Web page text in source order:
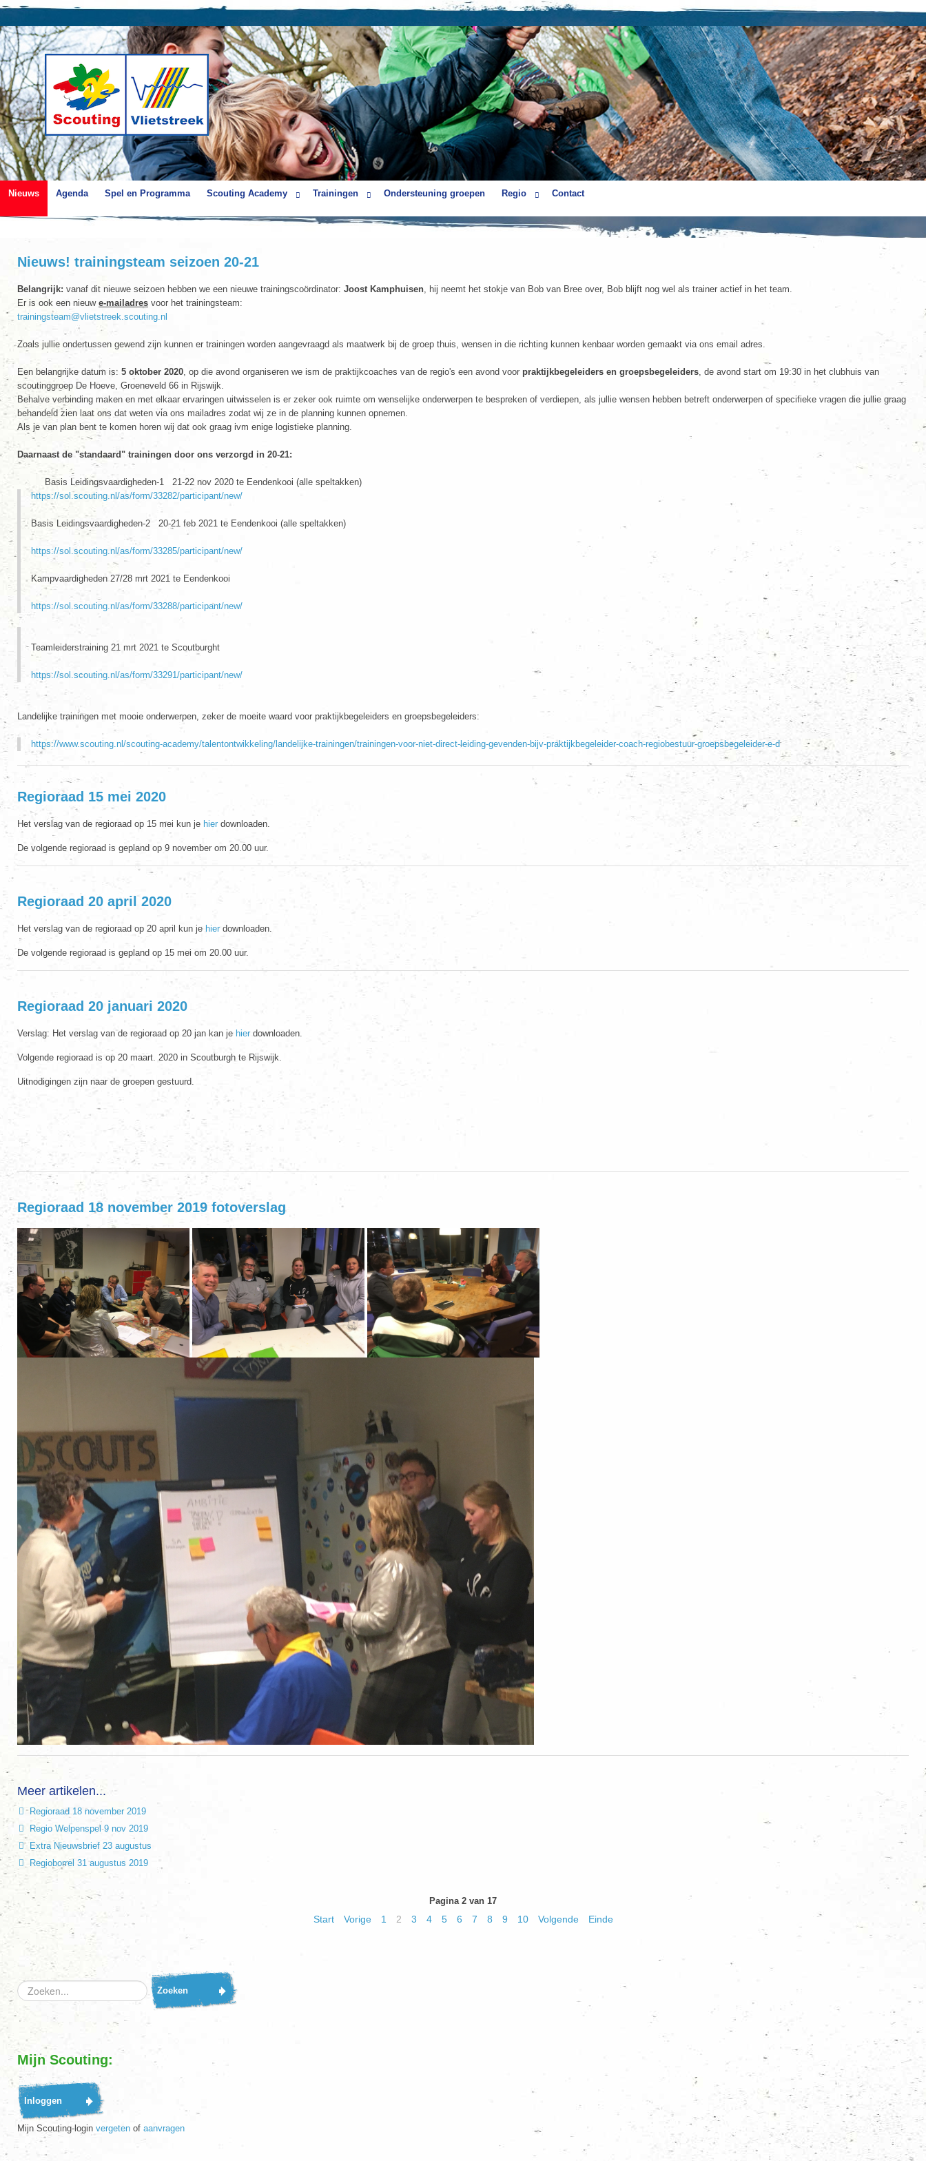
Nieuws Agenda Spel en Programma Scouting Academy Trainingen Ondersteuning groepen Regio Contact
Nieuws! trainingsteam seizoen 20-21
Belangrijk: vanaf dit nieuwe seizoen hebben we een nieuwe trainingscoördinator: Joost Kamphuisen, hij neemt het stokje van Bob van Bree over, Bob blijft nog wel als trainer actief in het team.
Er is ook een nieuw e-mailadres voor het trainingsteam:
trainingsteam@vlietstreek.scouting.nl
Zoals jullie ondertussen gewend zijn kunnen er trainingen worden aangevraagd als maatwerk bij de groep thuis, wensen in die richting kunnen kenbaar worden gemaakt via ons email adres.
Een belangrijke datum is: 5 oktober 2020, op die avond organiseren we ism de praktijkcoaches van de regio's een avond voor praktijkbegeleiders en groepsbegeleiders, de avond start om 19:30 in het clubhuis van
scoutinggroep De Hoeve, Groeneveld 66 in Rijswijk.
Behalve verbinding maken en met elkaar ervaringen uitwisselen is er zeker ook ruimte om wenselijke onderwerpen te bespreken of verdiepen, als jullie wensen hebben betreft onderwerpen of specifieke vragen die jullie graag
behandeld zien laat ons dat weten via ons mailadres zodat wij ze in de planning kunnen opnemen.
Als je van plan bent te komen horen wij dat ook graag ivm enige logistieke planning.
Daarnaast de "standaard" trainingen door ons verzorgd in 20-21:
Basis Leidingsvaardigheden-1 21-22 nov 2020 te Eendenkooi (alle speltakken)
https://sol.scouting.nl/as/form/33282/participant/new/
Basis Leidingsvaardigheden-2 20-21 feb 2021 te Eendenkooi (alle speltakken)
https://sol.scouting.nl/as/form/33285/participant/new/
Kampvaardigheden 27/28 mrt 2021 te Eendenkooi
https://sol.scouting.nl/as/form/33288/participant/new/
Teamleiderstraining 21 mrt 2021 te Scoutburght
https://sol.scouting.nl/as/form/33291/participant/new/
Landelijke trainingen met mooie onderwerpen, zeker de moeite waard voor praktijkbegeleiders en groepsbegeleiders:
https://www.scouting.nl/scouting-academy/talentontwikkeling/landelijke-trainingen/trainingen-voor-niet-direct-leiding-gevenden-bijv-praktijkbegeleider-coach-regiobestuur-groepsbegeleider-e-d
Regioraad 15 mei 2020
Het verslag van de regioraad op 15 mei kun je hier downloaden.
De volgende regioraad is gepland op 9 november om 20.00 uur.
Regioraad 20 april 2020
Het verslag van de regioraad op 20 april kun je hierdownloaden.
De volgende regioraad is gepland op 15 mei om 20.00 uur.
Regioraad 20 januari 2020
Verslag: Het verslag van de regioraad op 20 jan kan je hierdownloaden.
Volgende regioraad is op 20 maart. 2020 in Scoutburgh te Rijswijk.
Uitnodigingen zijn naar de groepen gestuurd.
Regioraad 18 november 2019 fotoverslag
Meer artikelen...
Regioraad 18 november 2019
Regio Welpenspel 9 nov 2019
Extra Nieuwsbrief 23 augustus
Regioborrel 31 augustus 2019
Pagina 2 van 17
Start Vorige 1 2 3 4 5 6 7 8 9 10 Volgende Einde
Zoeken...
Zoeken
Mijn Scouting:
Mijn Scouting-login vergeten of aanvragen